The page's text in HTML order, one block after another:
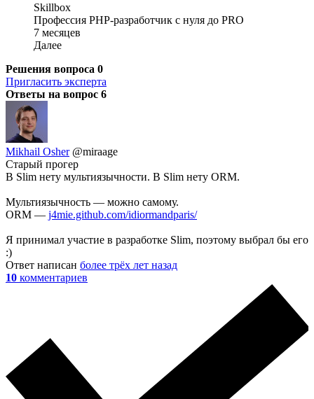
Skillbox
Профессия PHP-разработчик с нуля до PRO
7 месяцев
Далее
Решения вопроса 0
Пригласить эксперта
Ответы на вопрос 6
Mikhail Osher @miraage
Старый прогер
В Slim нету мультиязычности. В Slim нету ORM.
Мультиязычность — можно самому.
ORM — j4mie.github.com/idiormandparis/
Я принимал участие в разработке Slim, поэтому выбрал бы его
:)
Ответ написан более трёх лет назад
10 комментариев